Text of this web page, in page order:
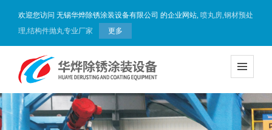
欢迎您访问 无锡华烨除锈涂装设备有限公司 的企业网站, 喷丸房,钢材预处
理,结构件抛丸专业厂家
更多